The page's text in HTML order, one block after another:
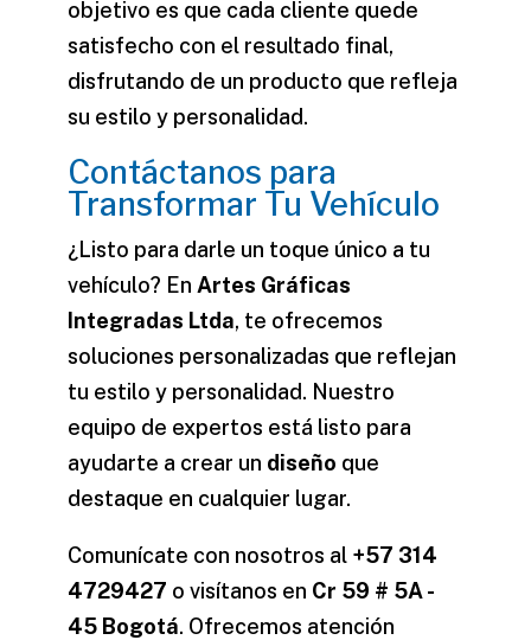
objetivo es que cada cliente quede
satisfecho con el resultado final,
disfrutando de un producto que refleja
su estilo y personalidad.
Contáctanos para
Transformar Tu Vehículo
¿Listo para darle un toque único a tu
vehículo? En Artes Gráficas
Integradas Ltda, te ofrecemos
soluciones personalizadas que reflejan
tu estilo y personalidad. Nuestro
equipo de expertos está listo para
ayudarte a crear un diseño que
destaque en cualquier lugar.
Comunícate con nosotros al +57 314
4729427 o visítanos en Cr 59 # 5A -
45 Bogotá. Ofrecemos atención